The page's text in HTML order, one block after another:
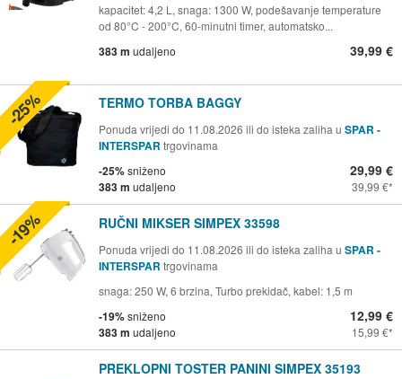
kapacitet: 4,2 L, snaga: 1300 W, podešavanje temperature
od 80°C - 200°C, 60-minutni timer, automatsko...
383 m udaljeno 39,99 €
TERMO TORBA BAGGY
Ponuda vrijedi do 11.08.2026 ili do isteka zaliha u SPAR -
INTERSPAR trgovinama
-25%sniženo
383 m udaljeno
29,99 €
39,99 €
-25%
RUČNI MIKSER SIMPEX 33598
Ponuda vrijedi do 11.08.2026 ili do isteka zaliha u SPAR -
INTERSPAR trgovinama
snaga: 250 W, 6 brzina, Turbo prekidač, kabel: 1,5 m
-19%sniženo
383 m udaljeno
12,99 €
15,99 €
-19%
PREKLOPNI TOSTER PANINI SIMPEX 35193